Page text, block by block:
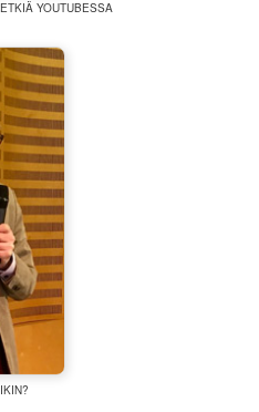
YOUTUBESSA